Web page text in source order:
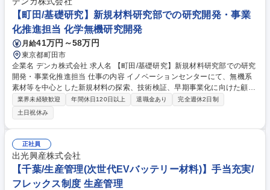
【町田/基礎研究】新規材料研究部での研究開発・事業
化推進担当 化学無機研究開発
月給41万円～58万円
東京都町田市
企業名 デンカ株式会社 求人名 【町田/基礎研究】新規材料研究部での研究
開発・事業化推進担当 仕事の内容 イノベーションセンターにて、無機系
素材等を中心とした新規材料の探索、技術検証、早期事業化に向けた顧客
対応および工場への研究移管を担当。基礎研究から事業化まで一気通貫で
携わるポジションです。 【業務詳細】入社直後は既存テーマの早期事業化
に向けた顧客対応や事業所への移管対応を担当します。その後は新規テー
マの探索・創出、共同研究やコンソーシアム等アカデミアとの連携を推進
します。基本1テーマ1人体制で裁量が大きく、PoC業務から継続的な開発
テーマまで幅広く関わります。将来的には管理職や研究スペシャリストと
してのキャリアパスが描け、事業化を牽引する中核メンバーとしてご活躍
いただきます。 募集職種 【町田/基礎研究】新規材料研究部での研究開
発・事業化推進担当
業界未経験歓迎 年間休日120日以上 退職金あり
完全週休2日制
土日祝休み
正社員
出光興産株式会社
【千葉/生産管理(次世代EVバッテリー材料)】手当充実/
フレックス制度 生産管理